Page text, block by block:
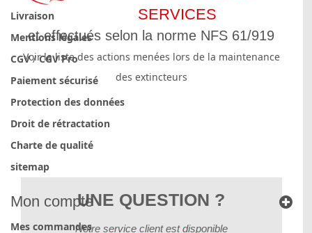
SERVICES
et effectués selon la norme NFS 61/919
Voir la liste des actions menées lors de la maintenance
des extincteurs
UNE QUESTION ?
Notre service client est disponible
Livraison
Mentions légales
CGV/CGV Pro
Paiement sécurisé
Protection des données
Droit de rétractation
Charte de qualité
sitemap
Mon compte
Mes commandes